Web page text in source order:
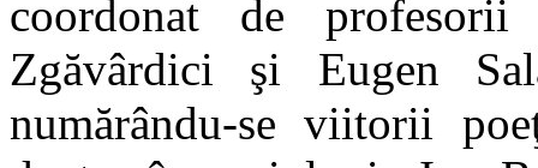
coordonat de profesorii
Zgăvârdici şi Eugen
numărându-se viitorii